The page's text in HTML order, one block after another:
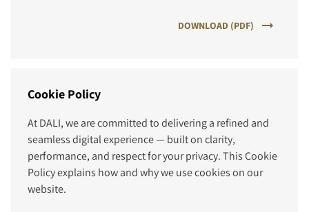
DOWNLOAD (PDF)
Cookie Policy
At DALI, we are committed to delivering a refined and
seamless digital experience — built on clarity,
performance, and respect for your privacy. This Cookie
Policy explains how and why we use cookies on our
website.
PORÓWNAJ PRODUKTY